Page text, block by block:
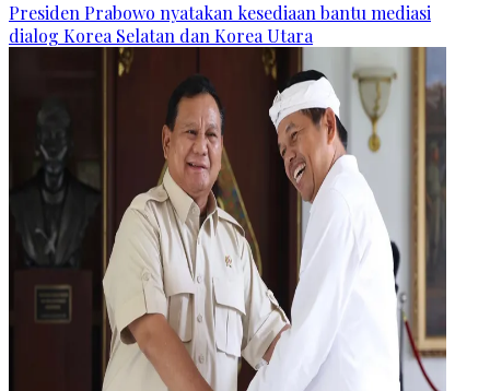
Presiden Prabowo nyatakan kesediaan bantu mediasi
dialog Korea Selatan dan Korea Utara